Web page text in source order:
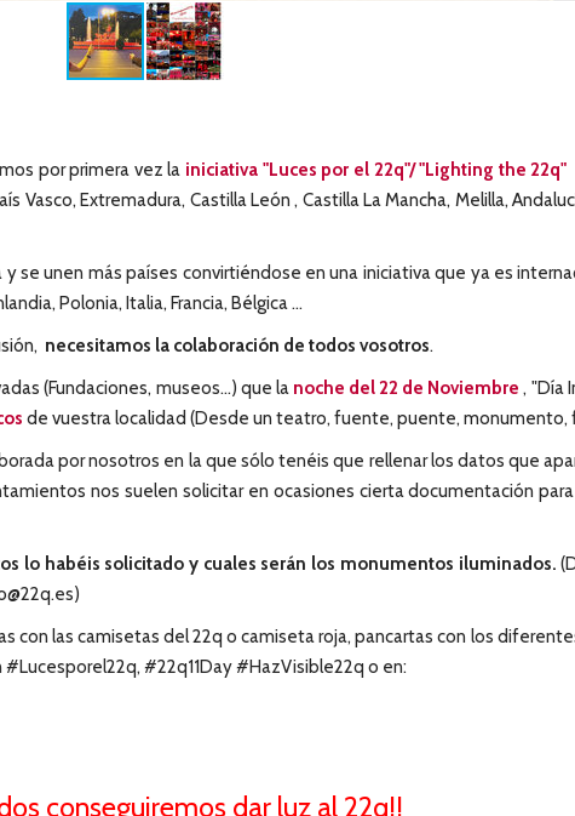
por primera vez la iniciativa "Luces por el 22q"/ "Lighting the 22q"
Extremadura, Castilla León , Castilla La Mancha, Melilla,
se unen más países convirtiéndose en una iniciativa que ya es
Polonia, Italia, Francia, Bélgica ...
necesitamos la colaboración de todos vosotros.
(Fundaciones, museos...) que la noche del 22 de Noviembre, "Día
de vuestra localidad (Desde un teatro, fuente, puente, monumento,
por nosotros en la que sólo tenéis que rellenar los datos que
nos suelen solicitar en ocasiones cierta documentación
lo habéis solicitado y cuales serán los monumentos iluminados.
las camisetas del 22q o camiseta roja, pancartas con los
#22q11Day #HazVisible22q o en:
conseguiremos dar luz al 22q!!